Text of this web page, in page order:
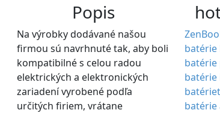
Popis
Na výrobky dodávané našou
firmou sú navrhnuté tak, aby boli
kompatibilné s celou radou
elektrických a elektronických
zariadení vyrobené podľa
určitých firiem, vrátane
batérie
batérie
batérie
batérie